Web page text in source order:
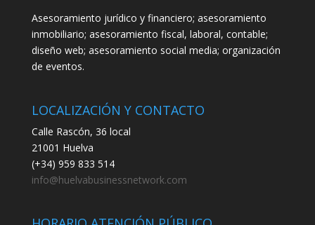
Asesoramiento jurídico y financiero; asesoramiento
inmobiliario; asesoramiento fiscal, laboral, contable;
diseño web; asesoramiento social media; organización
de eventos.
LOCALIZACIÓN Y CONTACTO
Calle Rascón, 36 local
21001 Huelva
(+34) 959 833 514
info@huelvabusinessnetwork.com